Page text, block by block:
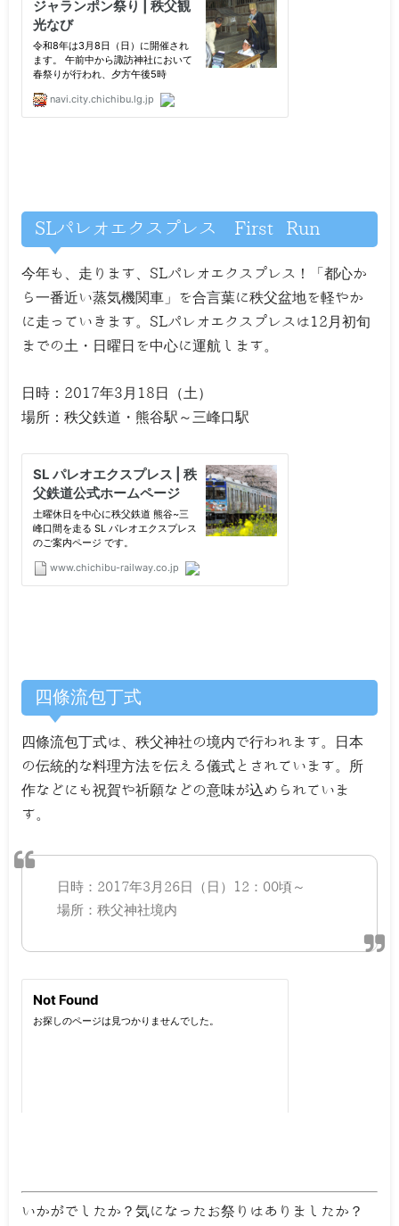
SLパレオエクスプレス First Run
今年も、走ります、SLパレオエクスプレス！「都心か
ら一番近い蒸気機関車」を合言葉に秩父盆地を軽やか
に走っていきます。SLパレオエクスプレスは12月初旬
までの土・日曜日を中心に運航します。
日時：2017年3月18日（土）
場所：秩父鉄道・熊谷駅～三峰口駅
四條流包丁式
四條流包丁式は、秩父神社の境内で行われます。日本
の伝統的な料理方法を伝える儀式とされています。所
作などにも祝賀や祈願などの意味が込められていま
す。
日時：2017年3月26日（日）12：00頃～
場所：秩父神社境内
いかがでしたか？気になったお祭りはありましたか？